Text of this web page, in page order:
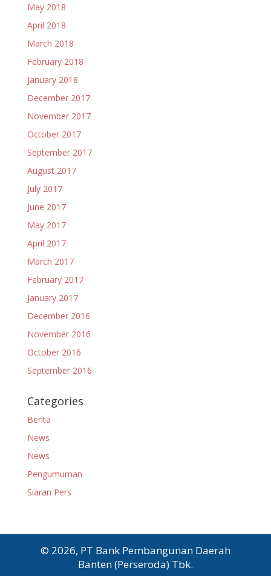
May 2018
April 2018
March 2018
February 2018
January 2018
December 2017
November 2017
October 2017
September 2017
August 2017
July 2017
June 2017
May 2017
April 2017
March 2017
February 2017
January 2017
December 2016
November 2016
October 2016
September 2016
Categories
Berita
News
News
Pengumuman
Siaran Pers
© 2026, PT Bank Pembangunan Daerah
Banten (Perseroda) Tbk.